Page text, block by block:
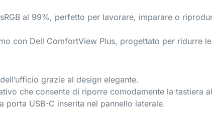
al 99%, perfetto per lavorare, imparare o
con Dell ComfortView Plus, progettato per ridurre
grazie al design elegante.
che consente di riporre comodamente la tastiera
USB-C inserita nel pannello laterale.